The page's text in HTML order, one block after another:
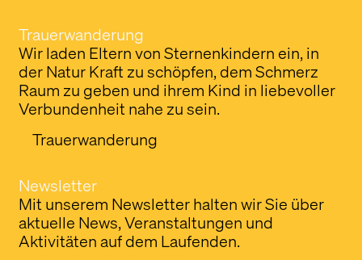
Trauerwanderung
Wir laden Eltern von Sternenkindern ein, in
der Natur Kraft zu schöpfen, dem Schmerz
Raum zu geben und ihrem Kind in liebevoller
Verbundenheit nahe zu sein.
Trauerwanderung
Newsletter
Mit unserem Newsletter halten wir Sie über
aktuelle News, Veranstaltungen und
Aktivitäten auf dem Laufenden.